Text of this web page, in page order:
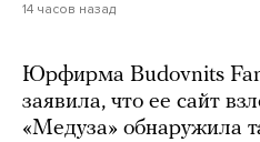
14 часов назад
Юрфирма Budovnits
заявила, что ее сайт
«Медуза» обнаружила